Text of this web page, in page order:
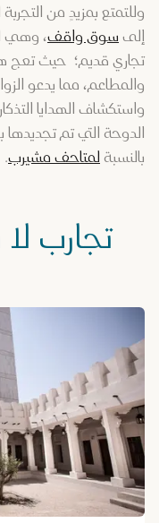
وللتمتع بمزيدٍ من
إلىسوق واقف، وهي
تجاري قديم؛ حيث تعج
والمطاعم، مما يدعو
واستكشاف الهدايا
الدوحة التي تم
بالنسبة لمتاحف مشيرب.
تجارب